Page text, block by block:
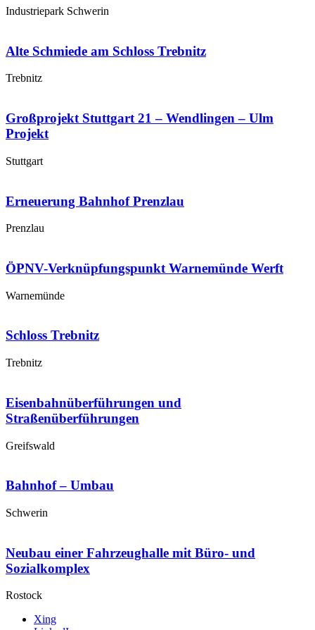
Industriepark Schwerin
Alte Schmiede am Schloss Trebnitz
Trebnitz
Großprojekt Stuttgart 21 – Wendlingen – Ulm
Projekt
Stuttgart
Erneuerung Bahnhof Prenzlau
Prenzlau
ÖPNV-Verknüpfungspunkt Warnemünde Werft
Warnemünde
Schloss Trebnitz
Trebnitz
Eisenbahnüberführungen und
Straßenüberführungen
Greifswald
Bahnhof – Umbau
Schwerin
Neubau einer Fahrzeughalle mit Büro- und
Sozialkomplex
Rostock
Xing